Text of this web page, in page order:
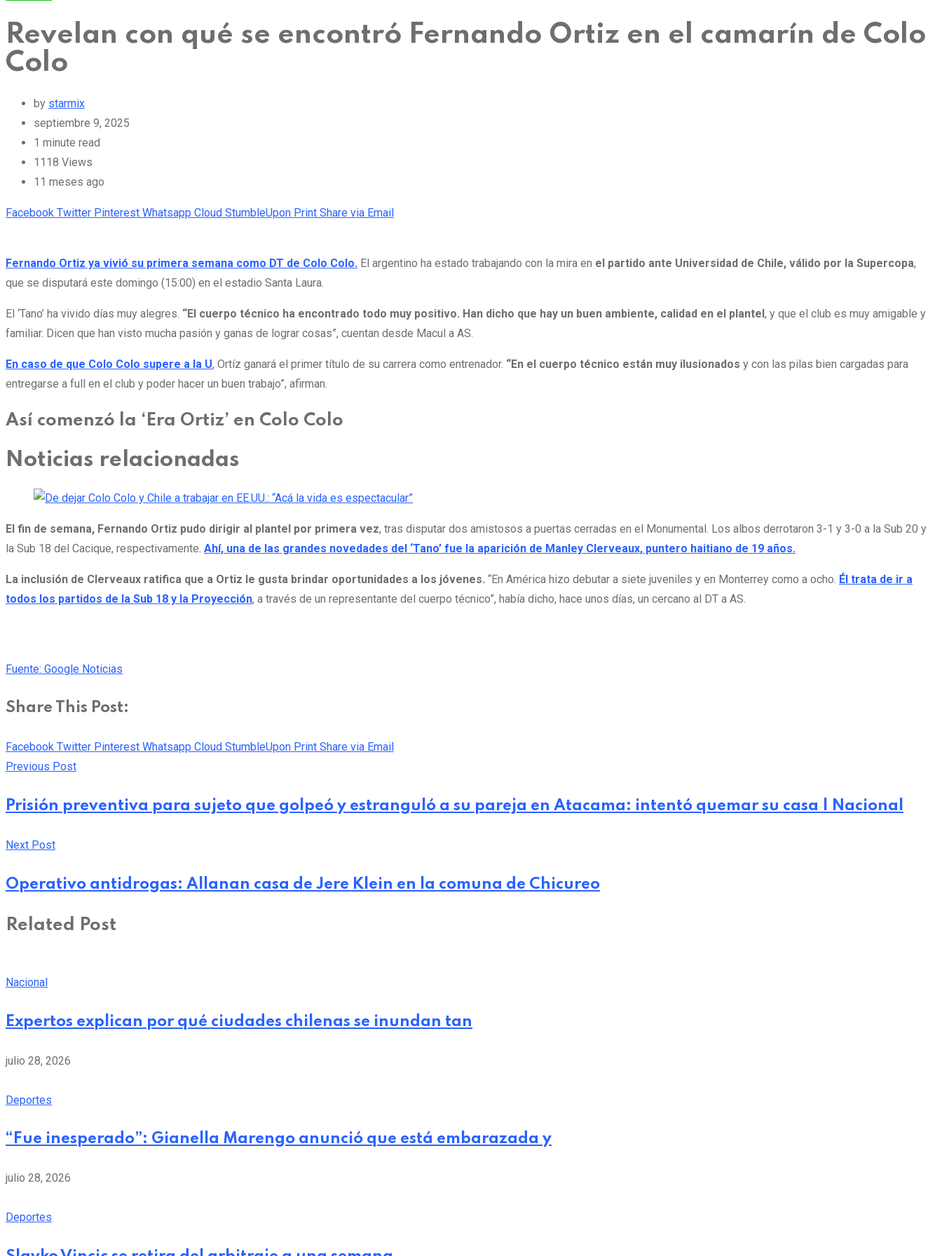
Revelan con qué se encontró Fernando Ortiz en el camarín de Colo
Colo
by starmix
septiembre 9, 2025
1 minute read
1118 Views
11 meses ago
Facebook Twitter Pinterest Whatsapp Cloud StumbleUpon Print Share via Email
Fernando Ortiz ya vivió su primera semana como DT de Colo Colo. El argentino ha estado trabajando con la mira en el partido ante Universidad de Chile, válido por la Supercopa,
que se disputará este domingo (15:00) en el estadio Santa Laura.
El ‘Tano’ ha vivido días muy alegres. “El cuerpo técnico ha encontrado todo muy positivo. Han dicho que hay un buen ambiente, calidad en el plantel, y que el club es muy amigable y
familiar. Dicen que han visto mucha pasión y ganas de lograr cosas”, cuentan desde Macul a AS.
En caso de que Colo Colo supere a la U, Ortíz ganará el primer título de su carrera como entrenador. “En el cuerpo técnico están muy ilusionados y con las pilas bien cargadas para
entregarse a full en el club y poder hacer un buen trabajo”, afirman.
Así comenzó la ‘Era Ortiz’ en Colo Colo
Noticias relacionadas
El fin de semana, Fernando Ortiz pudo dirigir al plantel por primera vez, tras disputar dos amistosos a puertas cerradas en el Monumental. Los albos derrotaron 3-1 y 3-0 a la Sub 20 y
la Sub 18 del Cacique, respectivamente. Ahí, una de las grandes novedades del ‘Tano’ fue la aparición de Manley Clerveaux, puntero haitiano de 19 años.
La inclusión de Clerveaux ratifica que a Ortiz le gusta brindar oportunidades a los jóvenes. “En América hizo debutar a siete juveniles y en Monterrey como a ocho. Él trata de ir a
todos los partidos de la Sub 18 y la Proyección, a través de un representante del cuerpo técnico”, había dicho, hace unos días, un cercano al DT a AS.
Fuente: Google Noticias
Share This Post:
Facebook Twitter Pinterest Whatsapp Cloud StumbleUpon Print Share via Email
Previous Post
Prisión preventiva para sujeto que golpeó y estranguló a su pareja en Atacama: intentó quemar su casa | Nacional
Next Post
Operativo antidrogas: Allanan casa de Jere Klein en la comuna de Chicureo
Related Post
Nacional
Expertos explican por qué ciudades chilenas se inundan tan
julio 28, 2026
Deportes
“Fue inesperado”: Gianella Marengo anunció que está embarazada y
julio 28, 2026
Deportes